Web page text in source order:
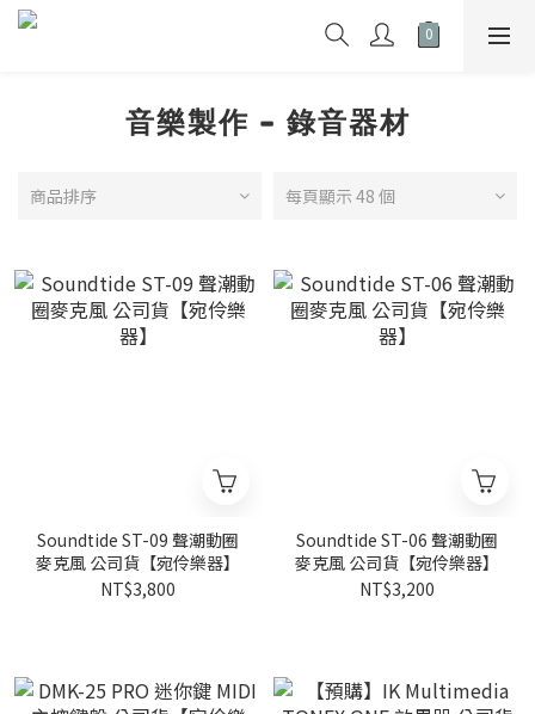
音樂製作 - 錄音器材
商品排序 每頁顯示 48 個
Soundtide ST-09 聲潮動圈
麥克風 公司貨【宛伶樂器】
NT$3,800
Soundtide ST-06 聲潮動圈
麥克風 公司貨【宛伶樂器】
NT$3,200